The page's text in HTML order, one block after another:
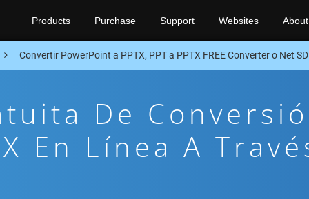
Products Purchase Support Websites About
Convertir PowerPoint a PPTX, PPT a PPTX FREE Converter o Net
De
En Línea A